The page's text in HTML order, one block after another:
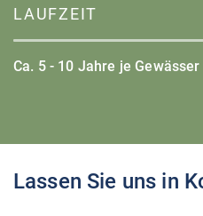
LAUFZEIT
Ca. 5 - 10 Jahre je Gewässer
Lassen Sie uns in